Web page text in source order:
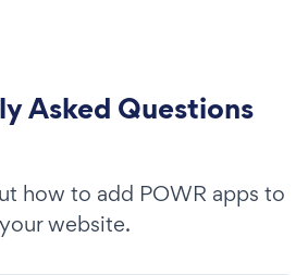
Asked Questions
how to add POWR apps to
your website.